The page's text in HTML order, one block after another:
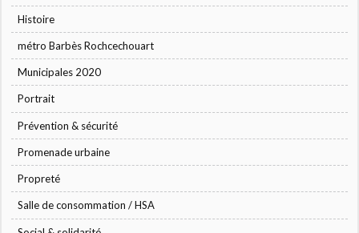
Histoire
métro Barbès Rochcechouart
Municipales 2020
Portrait
Prévention & sécurité
Promenade urbaine
Propreté
Salle de consommation / HSA